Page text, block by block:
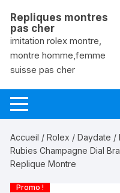
contenu
Repliques montres
pas cher
imitation rolex montre,
montre homme,femme
suisse pas cher
Accueil /Rolex /Daydate /
Rubies Champagne Dial
Replique Montre
Promo !